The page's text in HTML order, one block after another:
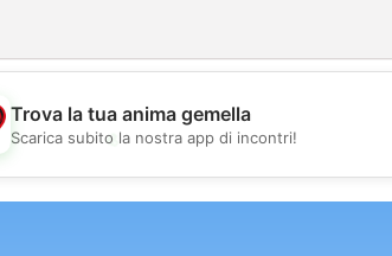
💖
Trova la tua anima gemella
Scarica subito la nostra app di incontri!